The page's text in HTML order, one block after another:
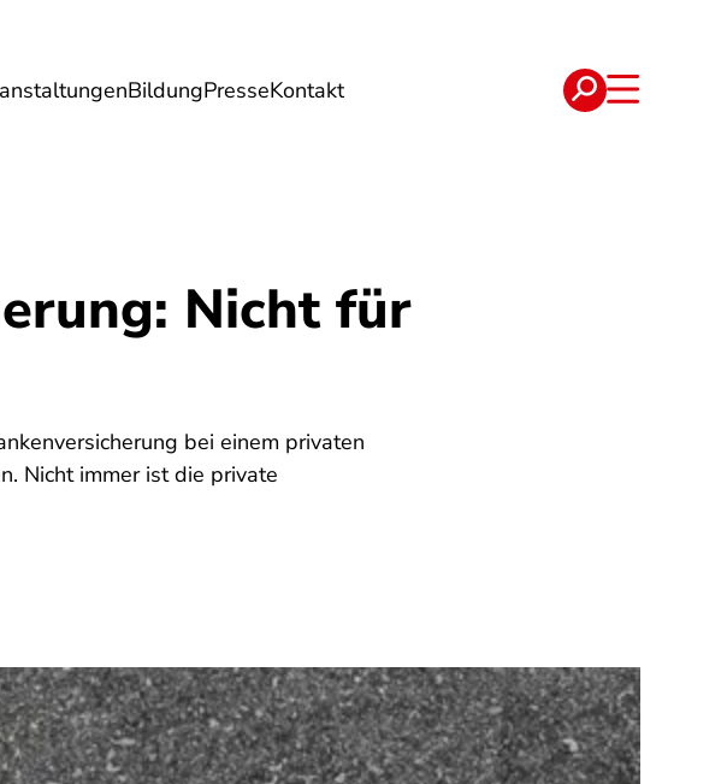
BildungPresseKontakt
Reise Umwelt Verträge
Nicht für
bei einem privaten
Nicht immer ist die private